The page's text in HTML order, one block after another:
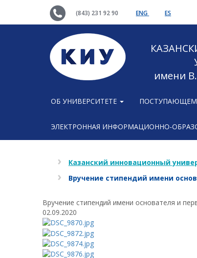
(843) 231 92 90 ENG ES
имени
ОБ УНИВЕРСИТЕТЕ
ЭЛЕКТРОННАЯ ИНФОРМАЦИОННО-
Казанский инновационный
Вручение стипендий имени
Вручение стипендий имени основателя и
02.09.2020